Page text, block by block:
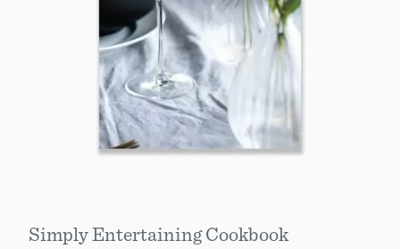
Simply Entertaining Cookbook